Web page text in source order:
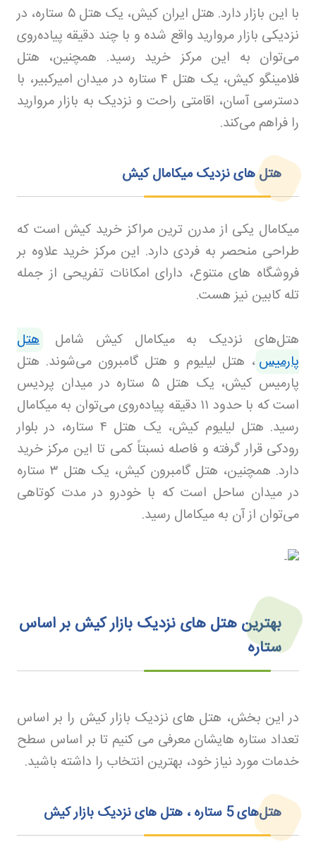
با این بازار دارد. هتل ایران کیش، یک هتل۵ ستاره، در
نزدیکی بازار مروارید واقع شده و با چند دقیقه پیاده‌روی
می‌توان به این مرکز خرید رسید. همچنین، هتل
فلامینگو کیش، یک هتل ۴ستاره در میدان امیرکبیر، با
دسترسی آسان، اقامتی راحت و نزدیک به بازار مروارید
را فراهم می‌کند.
هتل‌ های نزدیک میکامال کیش
میکامال یکی از مدرن ترین مراکز خرید کیش است که
طراحی منحصر به فردی دارد. این مرکز خرید علاوه بر
فروشگاه های متنوع، دارای امکانات تفریحی از جمله
تله کابین نیز هست.
هتل‌های نزدیک به میکامال کیش شامل
هتل
پارمیس، هتل لیلیوم و هتل گامبرون می‌شوند. هتل
پارمیس کیش، یک هتل ۵ ستاره در میدان پردیس
است که با حدود ۱۱ دقیقه پیاده‌روی می‌توان به میکامال
رسید. هتل لیلیوم کیش، یک هتل ۴ستاره، در بلوار
رودکی قرار گرفته و فاصله نسبتاً کمی تا این مرکز خرید
دارد. همچنین، هتل گامبرون کیش، یک هتل ۳ ستاره
در میدان ساحل است که با خودرو در مدت کوتاهی
می‌توان از آن به میکامال رسید.
بهترین هتل‌ های نزدیک بازار کیش بر اساس
ستاره
در این بخش، هتل های نزدیک بازار کیش را بر اساس
تعداد ستاره هایشان معرفی می کنیم تا بر اساس سطح
خدمات مورد نیاز خود، بهترین انتخاب را داشته باشید.
هتل‌های 5 ستاره ، هتل های نزدیک بازار کیش